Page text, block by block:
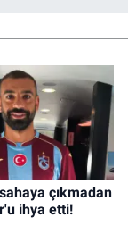
çıkmadan
ihya etti!